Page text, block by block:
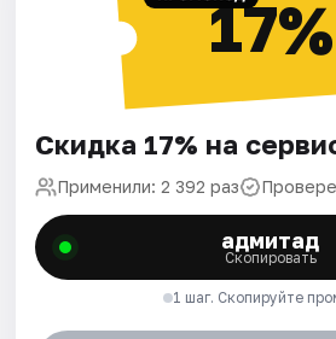
17%
Скидка 17% на
Применили: 2 392 раз
адмитад
Скопировать
1 шаг. Скопируйте